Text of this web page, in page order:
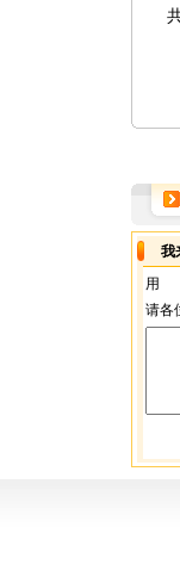
我
用
请各